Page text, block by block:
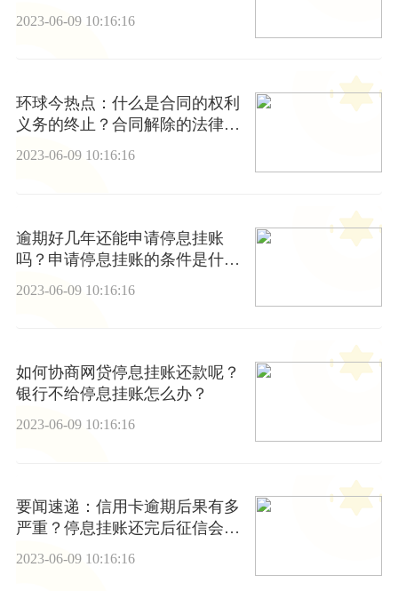
2023-06-09 10:16:16
环球今热点：什么是合同的权利
义务的终止？合同解除的法律特
征有哪些？
2023-06-09 10:16:16
逾期好几年还能申请停息挂账
吗？申请停息挂账的条件是什
2023-06-09 10:16:16
如何协商网贷停息挂账还款呢？
银行不给停息挂账怎么办？
2023-06-09 10:16:16
要闻速递：信用卡逾期后果有多
严重？停息挂账还完后征信会消
除吗？
2023-06-09 10:16:16